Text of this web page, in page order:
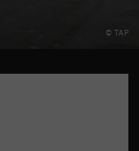
© TAP